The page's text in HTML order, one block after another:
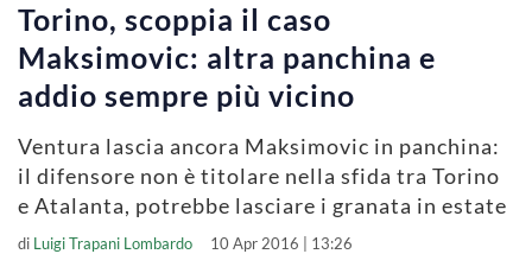
Torino, scoppia il caso
Maksimovic: altra panchina e
addio sempre più vicino
Ventura lascia ancora Maksimovic in panchina:
il difensore non è titolare nella sfida tra Torino
e Atalanta, potrebbe lasciare i granata in estate
di Luigi Trapani Lombardo 10 Apr 2016 | 13:26